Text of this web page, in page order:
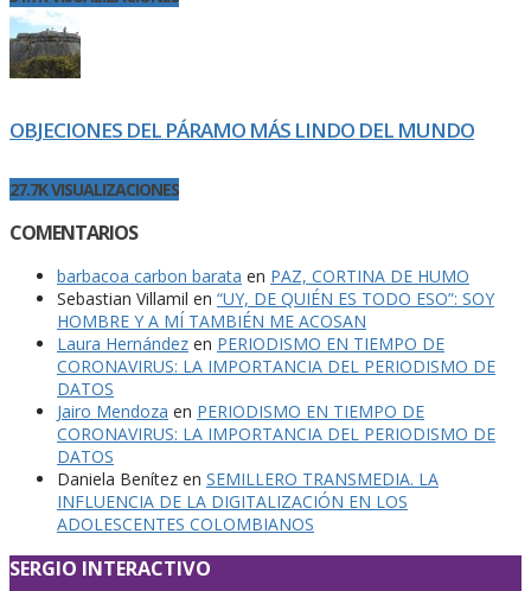
OBJECIONES DEL PÁRAMO MÁS LINDO DEL MUNDO
27.7K VISUALIZACIONES
COMENTARIOS
barbacoa carbon barata en PAZ, CORTINA DE HUMO
Sebastian Villamil en “UY, DE QUIÉN ES TODO ESO”: SOY
HOMBRE Y A MÍ TAMBIÉN ME ACOSAN
Laura Hernández en PERIODISMO EN TIEMPO DE
CORONAVIRUS: LA IMPORTANCIA DEL PERIODISMO DE
DATOS
Jairo Mendoza en PERIODISMO EN TIEMPO DE
CORONAVIRUS: LA IMPORTANCIA DEL PERIODISMO DE
DATOS
Daniela Benítez en SEMILLERO TRANSMEDIA. LA
INFLUENCIA DE LA DIGITALIZACIÓN EN LOS
ADOLESCENTES COLOMBIANOS
SERGIO INTERACTIVO